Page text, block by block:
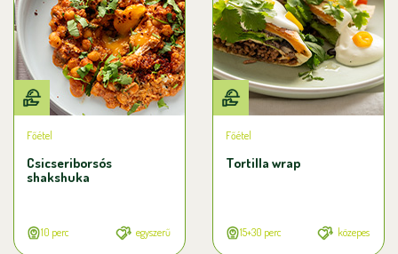
Főétel
Csicseriborsós
shakshuka
10 perc egyszerű
Főétel
Tortilla wrap
15+30 perc közepes